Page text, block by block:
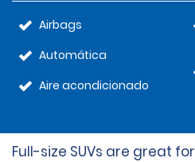
Airbags
Automática
Aire acondicionado
Full-size SUVs are great